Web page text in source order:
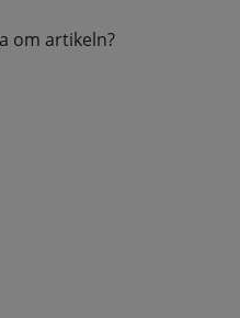
om artikeln?